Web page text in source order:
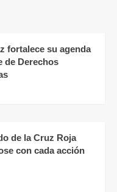
fortalece su agenda
de Derechos
de la Cruz Roja
con cada acción